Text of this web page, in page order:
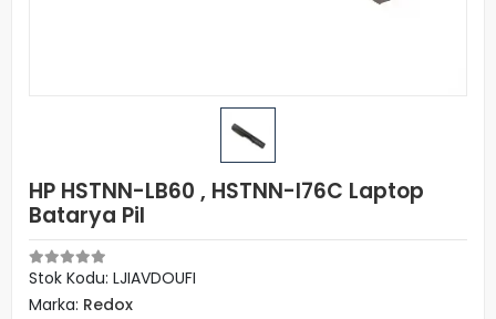
HP HSTNN-LB60 , HSTNN-I76C Laptop
Batarya Pil
Stok Kodu: LJIAVDOUFI
Marka: Redox